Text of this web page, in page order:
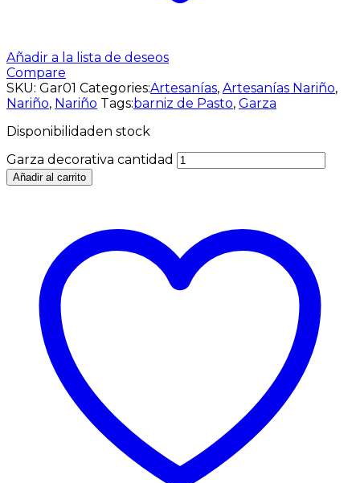
Añadir a la lista de deseos
Compare
SKU: Gar01 Categories:Artesanías, Artesanías Nariño,
Nariño, Nariño Tags:barniz de Pasto, Garza
Disponibilidaden stock
Garza decorativa cantidad
Añadir al carrito